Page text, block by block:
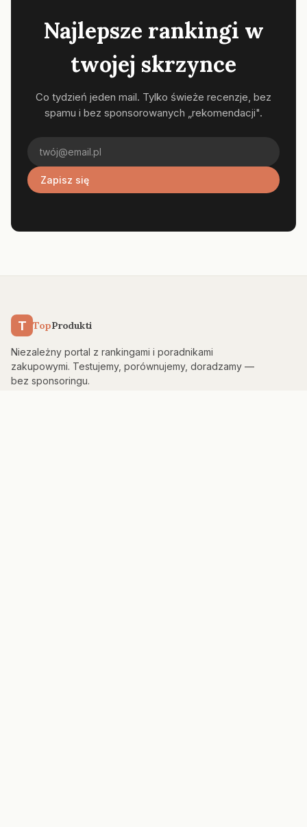
Najlepsze rankingi w
twojej skrzynce
Co tydzień jeden mail. Tylko świeże recenzje, bez
spamu i bez sponsorowanych „rekomendacji".
Zapisz się
T TopProdukti
Niezależny portal z rankingami i poradnikami
zakupowymi. Testujemy, porównujemy, doradzamy —
bez sponsoringu.